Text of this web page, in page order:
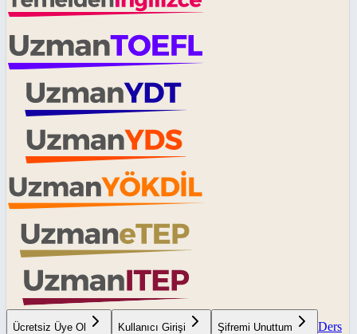
Ücretsiz Üye Ol Kullanıcı Girişi Şifremi Unuttum
Ders